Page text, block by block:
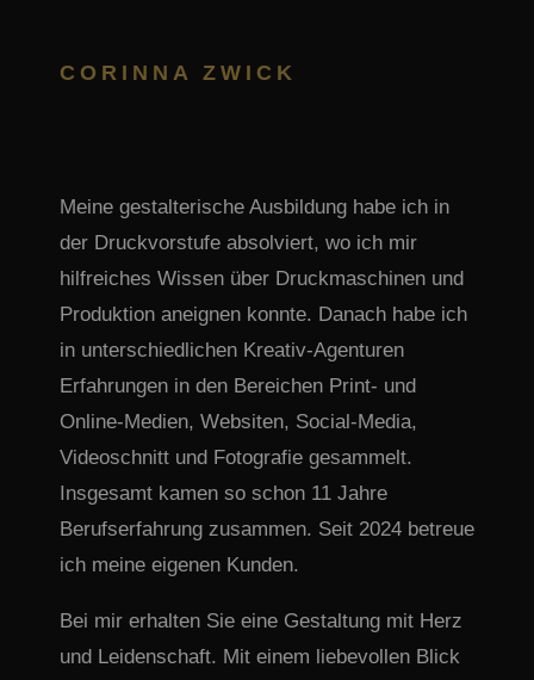
CORINNA ZWICK
Meine gestalterische Ausbildung habe ich in
der Druckvorstufe absolviert, wo ich mir
hilfreiches Wissen über Druckmaschinen und
Produktion aneignen konnte. Danach habe ich
in unterschiedlichen Kreativ-Agenturen
Erfahrungen in den Bereichen Print- und
Online-Medien, Websiten, Social-Media,
Videoschnitt und Fotografie gesammelt.
Insgesamt kamen so schon 11 Jahre
Berufserfahrung zusammen. Seit 2024 betreue
ich meine eigenen Kunden.
Bei mir erhalten Sie eine Gestaltung mit Herz
und Leidenschaft. Mit einem liebevollen Blick